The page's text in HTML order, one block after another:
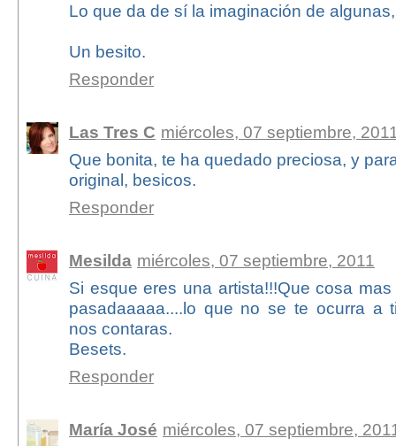
Lo que da de sí la imaginación de
Un besito.
Responder
Las Tres C miércoles, 07 septiembre,
Que bonita, te ha quedado preciosa, y
original, besicos.
Responder
Mesilda miércoles, 07 septiembre, 2011
Si esque eres una artista!!!Que cosa
pasadaaaaa....lo que no se te ocurra a
nos contaras.
Besets.
Responder
María José miércoles, 07 septiembre,